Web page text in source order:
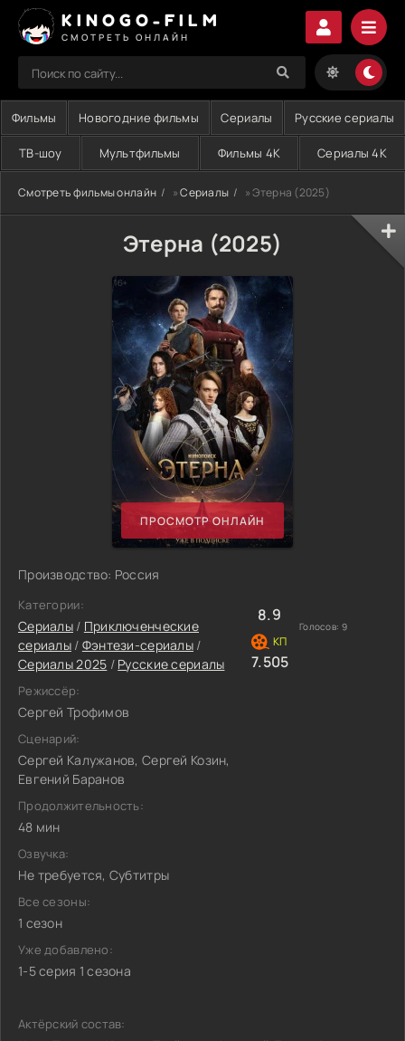
KINOGO-FILM
СМОТРЕТЬ ОНЛАЙН
Фильмы Новогодние фильмы Сериалы Русские сериалы
ТВ-шоу Мультфильмы Фильмы 4K Сериалы 4K
Смотреть фильмы онлайн »Сериалы » Этерна (2025)
Этерна (2025)
ПРОСМОТР ОНЛАЙН
Производство: Россия
Категории:
Сериалы/ Приключенческие
сериалы/ Фэнтези-сериалы /
Сериалы 2025 / Русские сериалы
Режиссёр:
Сергей Трофимов
Сценарий:
Сергей Калужанов, Сергей Козин,
Евгений Баранов
Продолжительность:
48 мин
Озвучка:
Не требуется, Субтитры
Все сезоны:
1 сезон
Уже добавлено:
1-5 серия 1 сезона
8.9
Голосов: 9
7.505
Актёрский состав: